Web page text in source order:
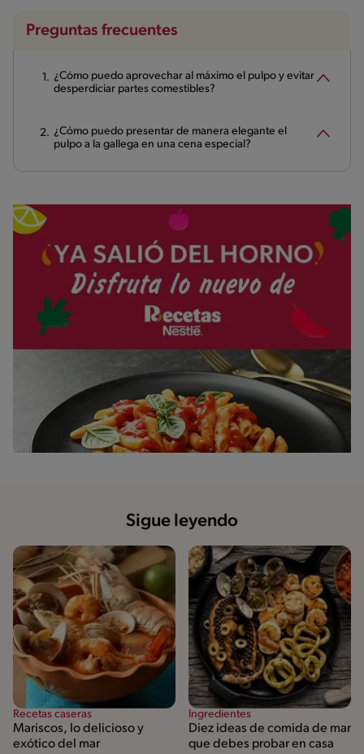
Preguntas frecuentes
¿Cómo puedo aprovechar al máximo el pulpo y evitar
desperdiciar partes comestibles?
¿Cómo puedo presentar de manera elegante el
pulpo a la gallega en una cena especial?
Sigue leyendo
Recetas caseras
Mariscos, lo delicioso y
exótico del mar
Ingredientes
Diez ideas de comida de mar
que debes probar en casa